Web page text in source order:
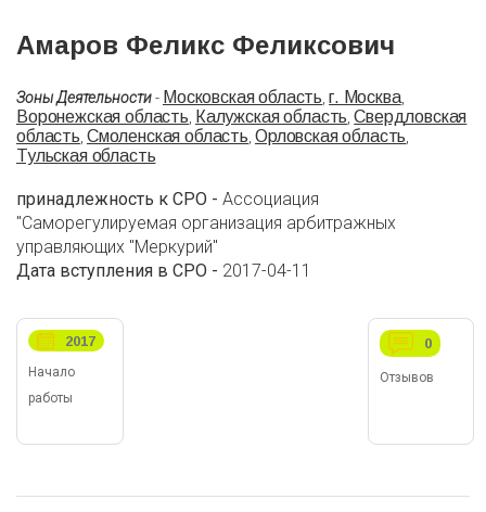
Амаров Феликс Феликсович
Зоны Деятельности- Московская область,г. Москва,
Воронежская область, Калужская область,Свердловская
область, Смоленская область,Орловская область,
Тульская область
принадлежность к СРО - Ассоциация
"Саморегулируемая организация арбитражных
управляющих "Меркурий"
Дата вступления в СРО - 2017-04-11
Начало
работы
2017
Отзывов
0